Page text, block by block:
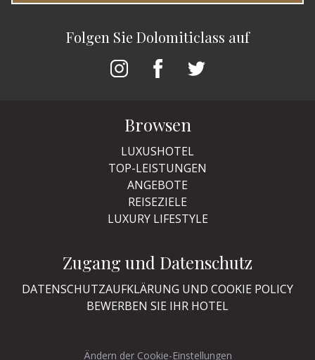
Folgen Sie Dolomiticlass auf
Browsen
LUXUSHOTEL
TOP-LEISTUNGEN
ANGEBOTE
REISEZIELE
LUXURY LIFESTYLE
Zugang und Datenschutz
DATENSCHUTZAUFKLÄRUNG UND COOKIE POLICY
BEWERBEN SIE IHR HOTEL
Ändern der Cookie-Einstellungen